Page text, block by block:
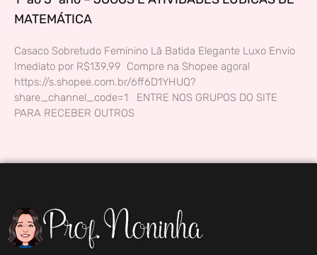
MATEMÁTICA
Casaco Sobretudo Feminino Lã Batida Elegante Luxo Envio
Imediato por R$139,99 Compre na Shopee agora!
https://s.shopee.com.br/6ff6D1YHUQ?
share_channel_code=1 ENTRE NOS GRUPOS DO SITE
PARA RECEBER OUTROS